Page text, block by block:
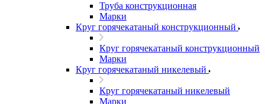
Труба конструкционная
Марки
Круг горячекатаный конструкционный
Круг горячекатаный конструкционный
Марки
Круг горячекатаный никелевый
Круг горячекатаный никелевый
Марки